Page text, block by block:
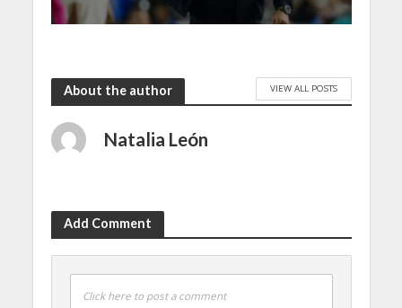
About the author VIEW ALL POSTS
Natalia León
Add Comment
Click here to post a comment